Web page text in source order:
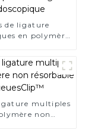
de ligature
en polymère
multiples
non